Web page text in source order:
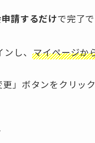
請するだけで完了
ンし、マイページか
更」ボタンをクリック